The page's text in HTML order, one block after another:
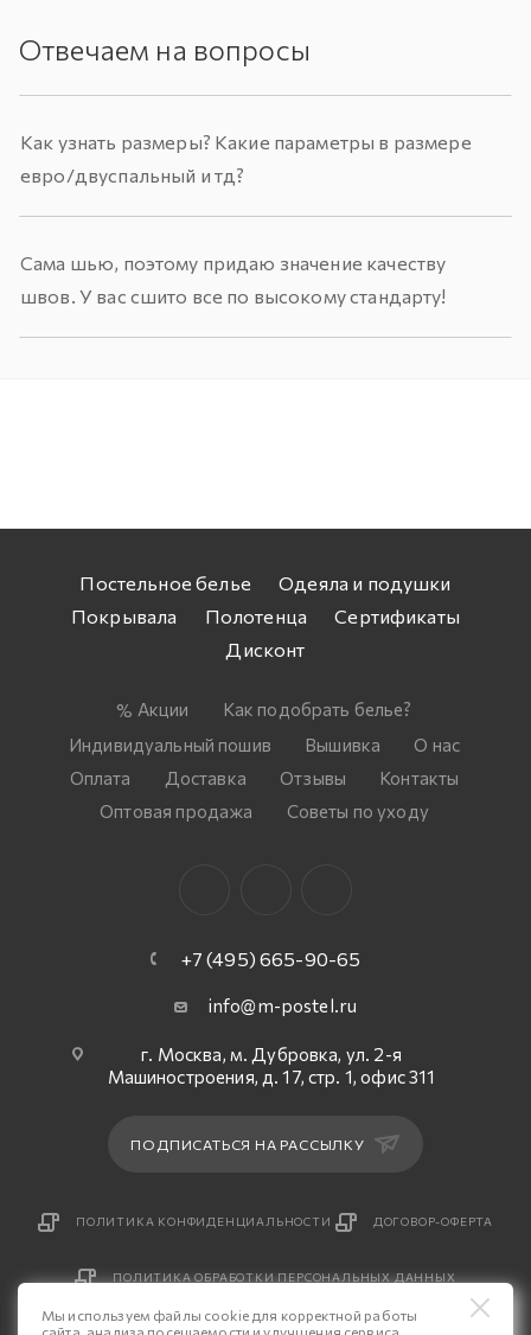
Отвечаем на вопросы
Как узнать размеры? Какие параметры в размере
евро/двуспальный и тд?
Сама шью, поэтому придаю значение качеству
швов. У вас сшито все по высокому стандарту!
Постельное белье
Одеяла и подушки
Покрывала
Полотенца
Сертификаты
Дисконт
Акции
Как подобрать белье?
Индивидуальный пошив
Вышивка
О нас
Оплата
Доставка Отзывы
Контакты
Оптовая продажа
Советы по уходу
+7 (495) 665-90-65
info@m-postel.ru
г. Москва, м. Дубровка, ул. 2-я
Машиностроения, д. 17, стр. 1, офис 311
ПОДПИСАТЬСЯ НА РАССЫЛКУ
ПОЛИТИКА КОНФИДЕНЦИАЛЬНОСТИ ДОГОВОР-ОФЕРТА
ПОЛИТИКА ОБРАБОТКИ ПЕРСОНАЛЬНЫХ ДАННЫХ
Мы используем файлы cookie для корректной работы
сайта, анализа посещаемости и улучшения сервиса.